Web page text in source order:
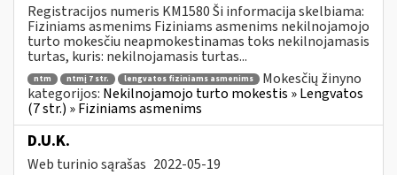
Registracijos numeris KM1580 Ši informacija skelbiama:
Fiziniams asmenims Fiziniams asmenims nekilnojamojo
turto mokesčiu neapmokestinamas toks nekilnojamasis
turtas, kuris: nekilnojamasis turtas...
ntm ntmį 7 str. lengvatos fiziniams asmenims
Mokesčių žinyno
kategorijos: Nekilnojamojo turto mokestis » Lengvatos
(7 str.) » Fiziniams asmenims
D.U.K.
Web turinio sąrašas 2022-05-19